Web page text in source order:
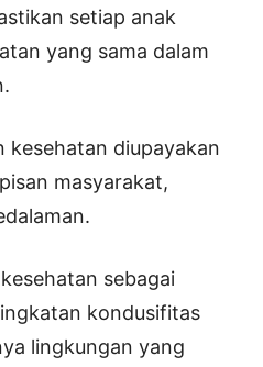
setiap anak
yang sama dalam
kesehatan diupayakan
masyarakat,
sebagai
kondusifitas
lingkungan yang